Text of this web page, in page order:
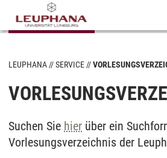
LEUPHANA SERVICE
Suchen Sie hier über ein
Vorlesungsverzeichnis der